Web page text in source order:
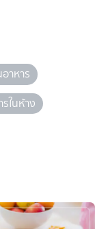
าหาร
ในห้าง